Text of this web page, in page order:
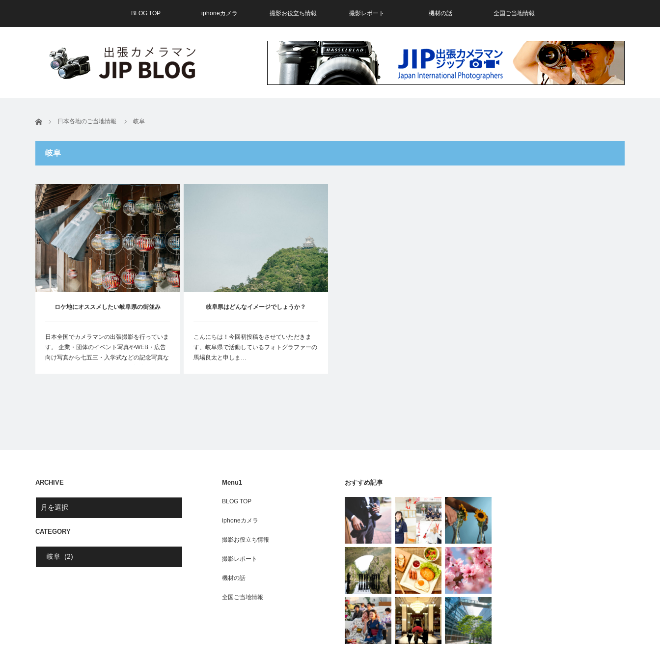
BLOG TOP iphoneカメラ 撮影お役立ち情報 撮影レポート 機材の話 全国ご当地情報
ホーム 日本各地のご当地情報 岐阜
岐阜
ロケ地にオススメしたい岐阜県の街並み
日本全国でカメラマンの出張撮影を行っていま
す。 企業・団体のイベント写真やWEB・広告
向け写真から七五三・入学式などの記念写真な
岐阜県はどんなイメージでしょうか？
こんにちは！今回初投稿をさせていただきま
す、岐阜県で活動しているフォトグラファーの
馬場良太と申しま…
ARCHIVE
CATEGORY
Menu1
BLOG TOP
iphoneカメラ
撮影お役立ち情報
撮影レポート
機材の話
全国ご当地情報
おすすめ記事